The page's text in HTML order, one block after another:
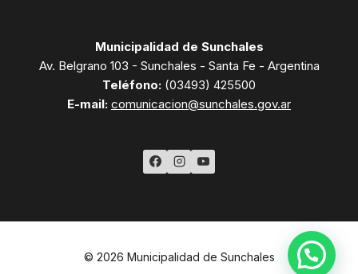
Municipalidad de Sunchales
Av. Belgrano 103 - Sunchales - Santa Fe - Argentina
Teléfono: (03493) 425500
E-mail: comunicacion@sunchales.gov.ar
© 2026 Municipalidad de Sunchales